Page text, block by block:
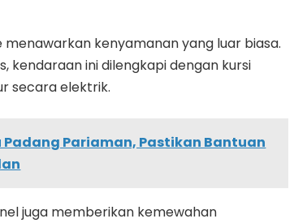
menawarkan kenyamanan yang luar biasa.
kendaraan ini dilengkapi dengan kursi
secara elektrik.
Padang Pariaman, Pastikan Bantuan
juga memberikan kemewahan